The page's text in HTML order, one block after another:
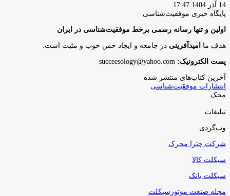
14 آذر 1404 17:47
پایگاه‌ خبری موفقیت‌شناسی
اولین و تنها رسانه رسمی برخط موفقیت‌شناسی در ایران
هدف ما امیدآفرینی در جامعه و ایجاد حس خوب و مثبت است.
پست الکترونیک:
آخرین کتاب‌های منتشر شده
انتشارات موفقیت‌شناسی
محک
تبلیغات
وب‌گردی
شرکت چترا محرک
سیکلت کالا
سیکلت بانک
مجله صنعت موتورسیکلت